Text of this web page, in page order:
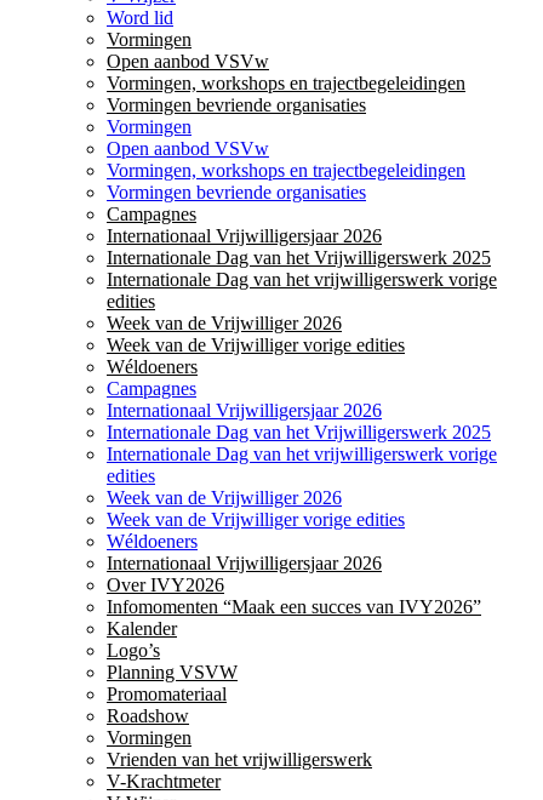
Word lid
Vormingen
Open aanbod VSVw
Vormingen, workshops en trajectbegeleidingen
Vormingen bevriende organisaties
Vormingen
Open aanbod VSVw
Vormingen, workshops en trajectbegeleidingen
Vormingen bevriende organisaties
Campagnes
Internationaal Vrijwilligersjaar 2026
Internationale Dag van het Vrijwilligerswerk 2025
Internationale Dag van het vrijwilligerswerk vorige
edities
Week van de Vrijwilliger 2026
Week van de Vrijwilliger vorige edities
Wéldoeners
Campagnes
Internationaal Vrijwilligersjaar 2026
Internationale Dag van het Vrijwilligerswerk 2025
Internationale Dag van het vrijwilligerswerk vorige
edities
Week van de Vrijwilliger 2026
Week van de Vrijwilliger vorige edities
Wéldoeners
Internationaal Vrijwilligersjaar 2026
Over IVY2026
Infomomenten “Maak een succes van IVY2026”
Kalender
Logo’s
Planning VSVW
Promomateriaal
Roadshow
Vormingen
Vrienden van het vrijwilligerswerk
V-Krachtmeter